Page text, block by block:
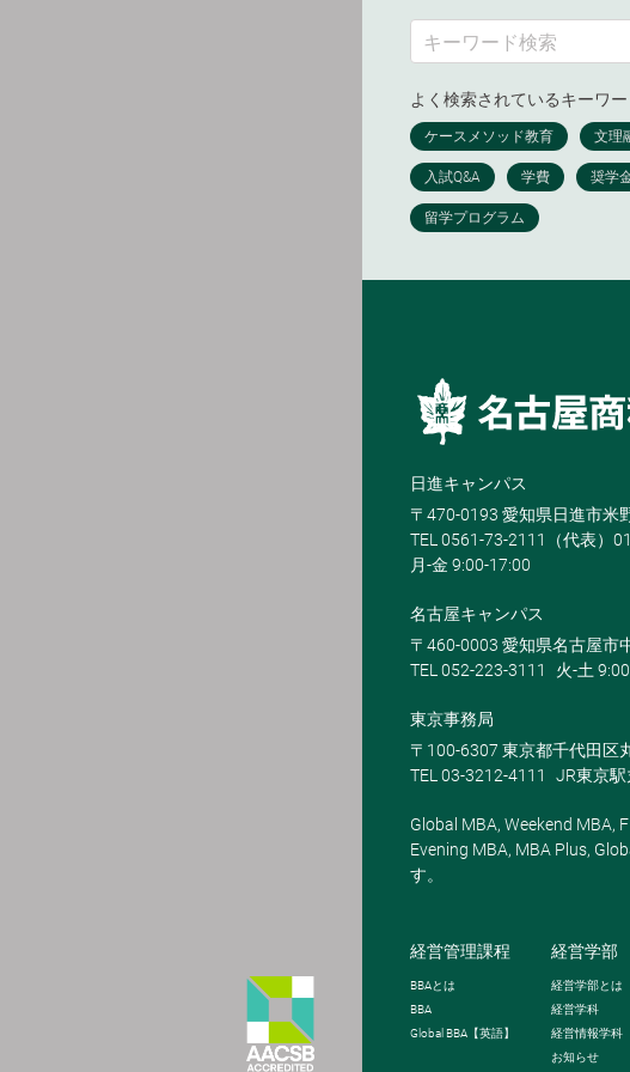
よく検索されているキーワ
日進キャンパス
〒470-0193 愛知県日進市米
TEL 0561-73-2111（代表）
月-金 9:00-17:00
名古屋キャンパス
〒460-0003 愛知県名古屋市
TEL 052-223-3111
火-土
東京事務局
〒100-6307 東京都千代田区
TEL 03-3212-4111
JR東京
Global MBA, Weekend MBA,
Evening MBA, MBA Plus,
す。
経営管理課程
BBAとは
BBA
Global BBA 【英語】
経営学部
経営学部とは
経営学科
経営情報学科
お知らせ